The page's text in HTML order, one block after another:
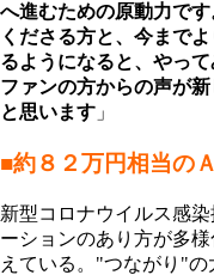
へ進むための原動力で
くださる方と、今まで
るようになると、やっ
ファンの方からの声が
と思います 」
■約８２万円相当の
新型コロナウイルス感
ーションのあり方が多
えている。"つながり"